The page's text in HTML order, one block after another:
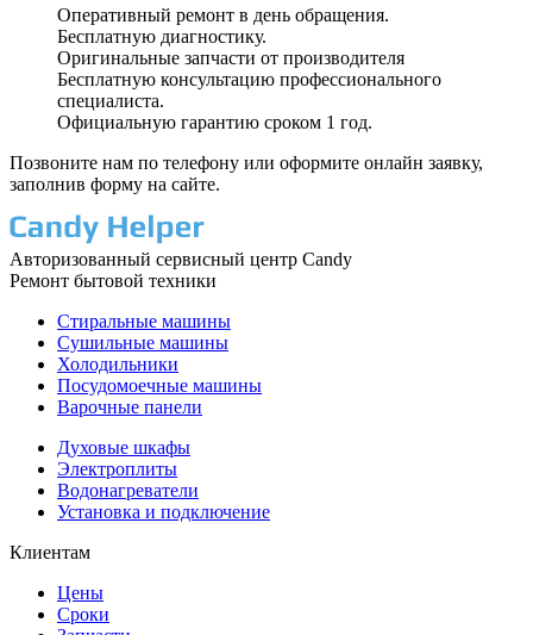
Оперативный ремонт в день обращения.
Бесплатную диагностику.
Оригинальные запчасти от производителя
Бесплатную консультацию профессионального
специалиста.
Официальную гарантию сроком 1 год.
Позвоните нам по телефону или оформите онлайн заявку,
заполнив форму на сайте.
Авторизованный сервисный центр Candy
Ремонт бытовой техники
Стиральные машины
Сушильные машины
Холодильники
Посудомоечные машины
Варочные панели
Духовые шкафы
Электроплиты
Водонагреватели
Установка и подключение
Клиентам
Цены
Сроки